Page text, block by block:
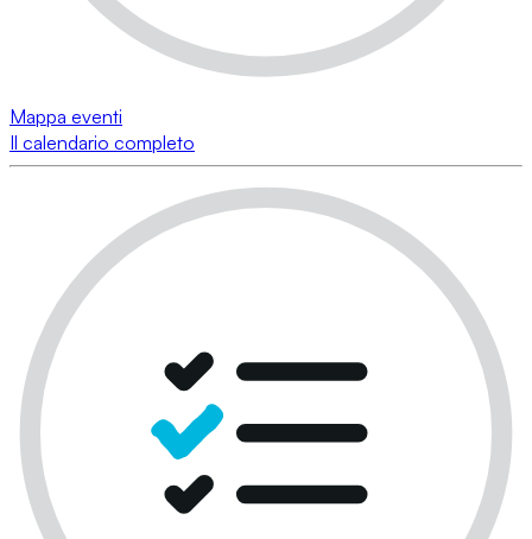
Mappa eventi
Il calendario completo